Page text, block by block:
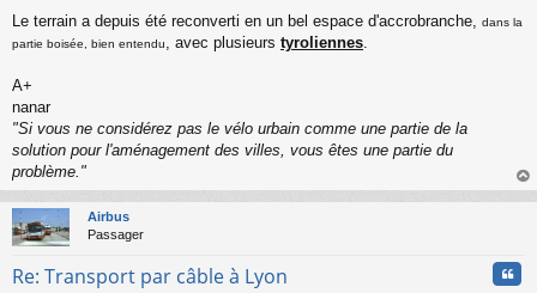
e
s
g
e
n
o
n
u
Le terrain a depuis été reconverti en un bel espace d'accrobranche, dans la
partie boisée, bien entendu, avec plusieurs tyroliennes.
A+
nanar
"Si vous ne considérez pas le vélo urbain comme une partie de la
solution pour l'aménagement des villes, vous êtes une partie du
problème."
au
Airbus
Passager
Re: Transport par câble à Lyon